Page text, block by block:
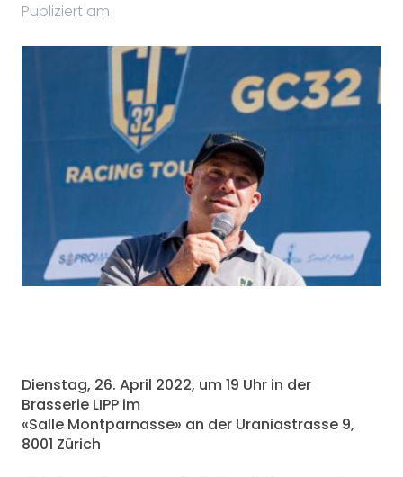
Publiziert am
Dienstag, 26. April 2022, um 19 Uhr in der
Brasserie LIPP im
«Salle Montparnasse» an der Uraniastrasse 9,
8001 Zürich